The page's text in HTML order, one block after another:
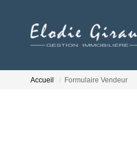
Accueil Formulaire Vendeur